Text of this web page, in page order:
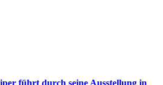
führt durch seine Ausstellung in